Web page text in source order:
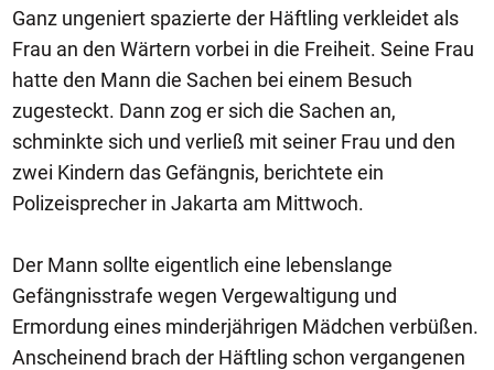
Ganz ungeniert spazierte der Häftling verkleidet als
Frau an den Wärtern vorbei in die Freiheit. Seine Frau
hatte den Mann die Sachen bei einem Besuch
zugesteckt. Dann zog er sich die Sachen an,
schminkte sich und verließ mit seiner Frau und den
zwei Kindern das Gefängnis, berichtete ein
Polizeisprecher in Jakarta am Mittwoch.
Der Mann sollte eigentlich eine lebenslange
Gefängnisstrafe wegen Vergewaltigung und
Ermordung eines minderjährigen Mädchen verbüßen.
Anscheinend brach der Häftling schon vergangenen